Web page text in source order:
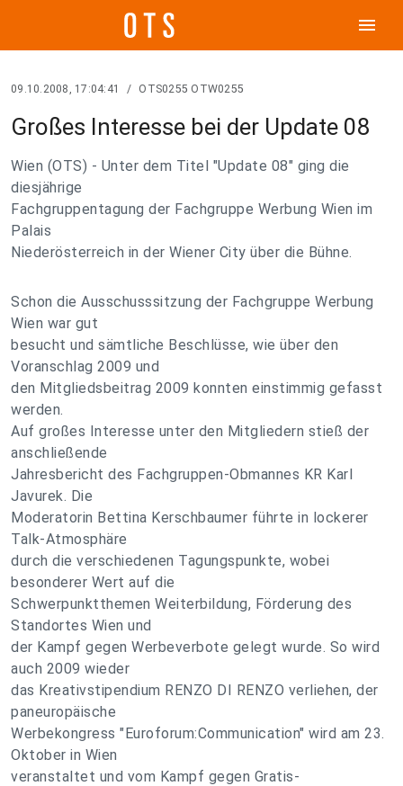
menu
09.10.2008, 17:04:41 / OTS0255 OTW0255
Großes Interesse bei der Update 08
Wien (OTS) - Unter dem Titel "Update 08" ging die
diesjährige
Fachgruppentagung der Fachgruppe Werbung Wien im
Palais
Niederösterreich in der Wiener City über die Bühne.
Schon die Ausschusssitzung der Fachgruppe Werbung
Wien war gut
besucht und sämtliche Beschlüsse, wie über den
Voranschlag 2009 und
den Mitgliedsbeitrag 2009 konnten einstimmig gefasst
werden.
Auf großes Interesse unter den Mitgliedern stieß der
anschließende
Jahresbericht des Fachgruppen-Obmannes KR Karl
Javurek. Die
Moderatorin Bettina Kerschbaumer führte in lockerer
Talk-Atmosphäre
durch die verschiedenen Tagungspunkte, wobei
besonderer Wert auf die
Schwerpunktthemen Weiterbildung, Förderung des
Standortes Wien und
der Kampf gegen Werbeverbote gelegt wurde. So wird
auch 2009 wieder
das Kreativstipendium RENZO DI RENZO verliehen, der
paneuropäische
Werbekongress "Euroforum:Communication" wird am 23.
Oktober in Wien
veranstaltet und vom Kampf gegen Gratis-